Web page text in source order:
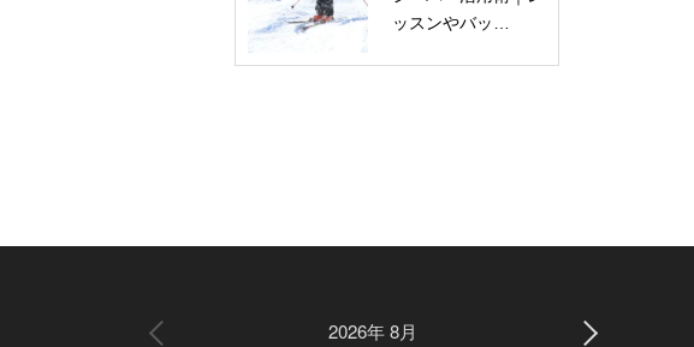
ッスンやバッ…
2026年 8月